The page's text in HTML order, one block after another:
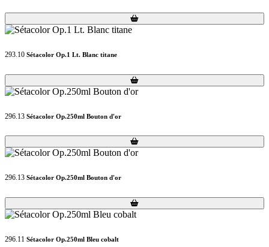
Loading...
Loading...
293.10 Sétacolor Op.1 Lt. Blanc titane
Loading...
Loading...
296.13 Sétacolor Op.250ml Bouton d'or
Loading...
Loading...
296.13 Sétacolor Op.250ml Bouton d'or
Loading...
Loading...
296.11 Sétacolor Op.250ml Bleu cobalt